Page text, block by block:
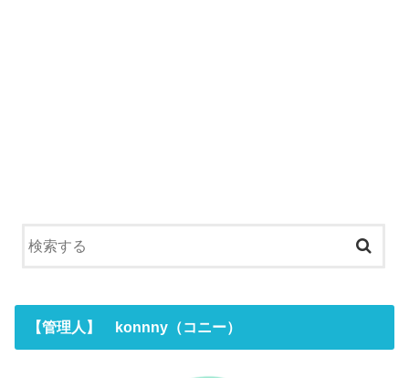
【管理人】 konnny（コニー）